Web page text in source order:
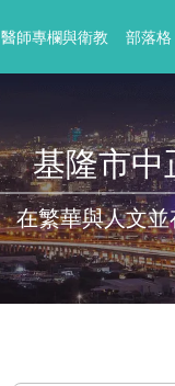
醫師專欄與衛教 部落格
基隆市中
在繁華與人文